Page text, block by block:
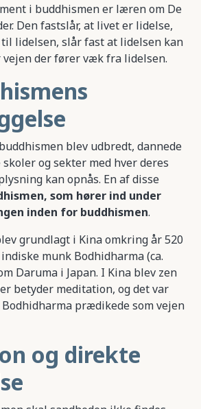
i buddhismen er læren om De
Den fastslår, at livet er lidelse,
lidelsen, slår fast at lidelsen kan
vejen der fører væk fra lidelsen.
blev udbredt, dannede
og sekter med hver deres
kan opnås. En af disse
som hører ind under
inden for buddhismen.
grundlagt i Kina omkring år 520
munk Bodhidharma (ca.
Daruma i Japan. I Kina blev zen
betyder meditation, og det var
prædikede som vejen
og direkte